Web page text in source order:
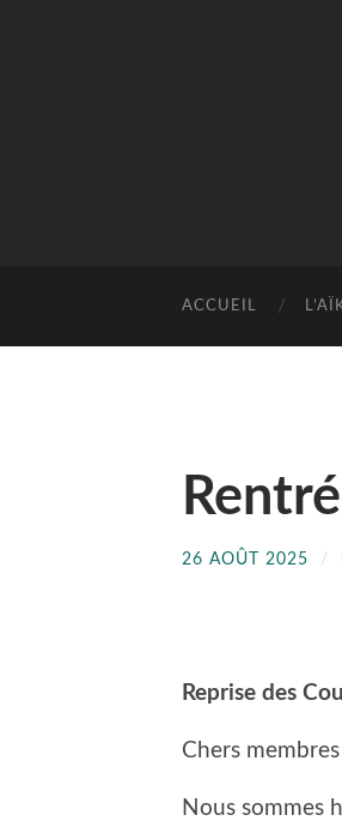
ACCUEIL
26 AOÛT 2025 /
Reprise des
Chers
Nous sommes